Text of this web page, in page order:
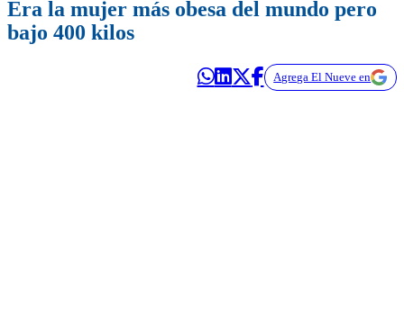
Era la mujer más obesa del mundo pero
bajo 400 kilos
Agrega El Nueve en